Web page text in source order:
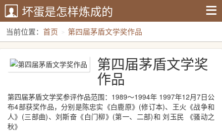
坏蛋是怎样炼成的
当前位置： 首页 第四届茅盾文学奖作品
第四届茅盾文学奖
作品
第四届茅盾文学奖参评作品范围：1989～1994年 1997年12月7日公
布4部获奖作品，分别是陈忠实《白鹿原》(修订本)、王火《战争和
人》(三部曲)、刘斯奋《白门柳》(第一、二部)和 刘玉民 《骚动之
秋》